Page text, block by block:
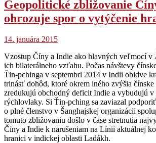
Geopolitické zbližovanie
ohrozuje spor o vytýčenie
14. januára 2015
Vzostup Číny a Indie ako hlavných veľmocí v
ich bilaterálneho vzťahu. Počas návštevy
Ťin-pchinga v septembri 2014 v Indii obidve
trinásť dohôd, ktoré okrem iného zvýšia
zredukujú obchodný deficit Indie a vybudujú
rýchlovlaky. Si Ťin-pching sa zaviazal
o plné členstvo v Šanghajskej organizácii
tomuto zbližovaniu došlo v čase stretnutia
Číny a Indie k narušeniam na Línii aktuálnej
hranici v indickej oblasti Ladákh.